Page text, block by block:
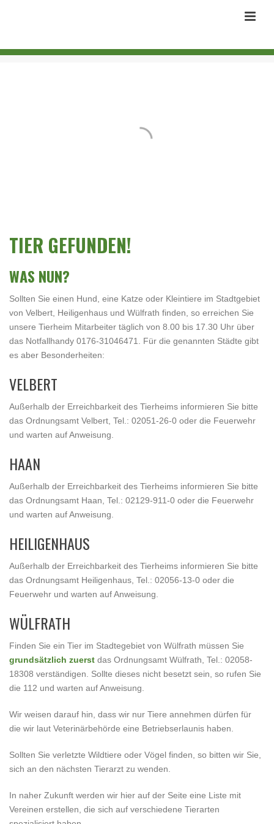
TIER GEFUNDEN!
WAS NUN?
Sollten Sie einen Hund, eine Katze oder Kleintiere im Stadtgebiet
von Velbert, Heiligenhaus und Wülfrath finden, so erreichen Sie
unsere Tierheim Mitarbeiter täglich von 8.00 bis 17.30 Uhr über
das Notfallhandy 0176-31046471. Für die genannten Städte gibt
es aber Besonderheiten:
VELBERT
Außerhalb der Erreichbarkeit des Tierheims informieren Sie bitte
das Ordnungsamt Velbert, Tel.: 02051-26-0 oder die Feuerwehr
und warten auf Anweisung.
HAAN
Außerhalb der Erreichbarkeit des Tierheims informieren Sie bitte
das Ordnungsamt Haan, Tel.: 02129-911-0 oder die Feuerwehr
und warten auf Anweisung.
HEILIGENHAUS
Außerhalb der Erreichbarkeit des Tierheims informieren Sie bitte
das Ordnungsamt Heiligenhaus, Tel.: 02056-13-0 oder die
Feuerwehr und warten auf Anweisung.
WÜLFRATH
Finden Sie ein Tier im Stadtegebiet von Wülfrath müssen Sie
grundsätzlich zuerst das Ordnungsamt Wülfrath, Tel.: 02058-
18308 verständigen. Sollte dieses nicht besetzt sein, so rufen Sie
die 112 und warten auf Anweisung.
Wir weisen darauf hin, dass wir nur Tiere annehmen dürfen für
die wir laut Veterinärbehörde eine Betriebserlaunis haben.
Sollten Sie verletzte Wildtiere oder Vögel finden, so bitten wir Sie,
sich an den nächsten Tierarzt zu wenden.
In naher Zukunft werden wir hier auf der Seite eine Liste mit
Vereinen erstellen, die sich auf verschiedene Tierarten